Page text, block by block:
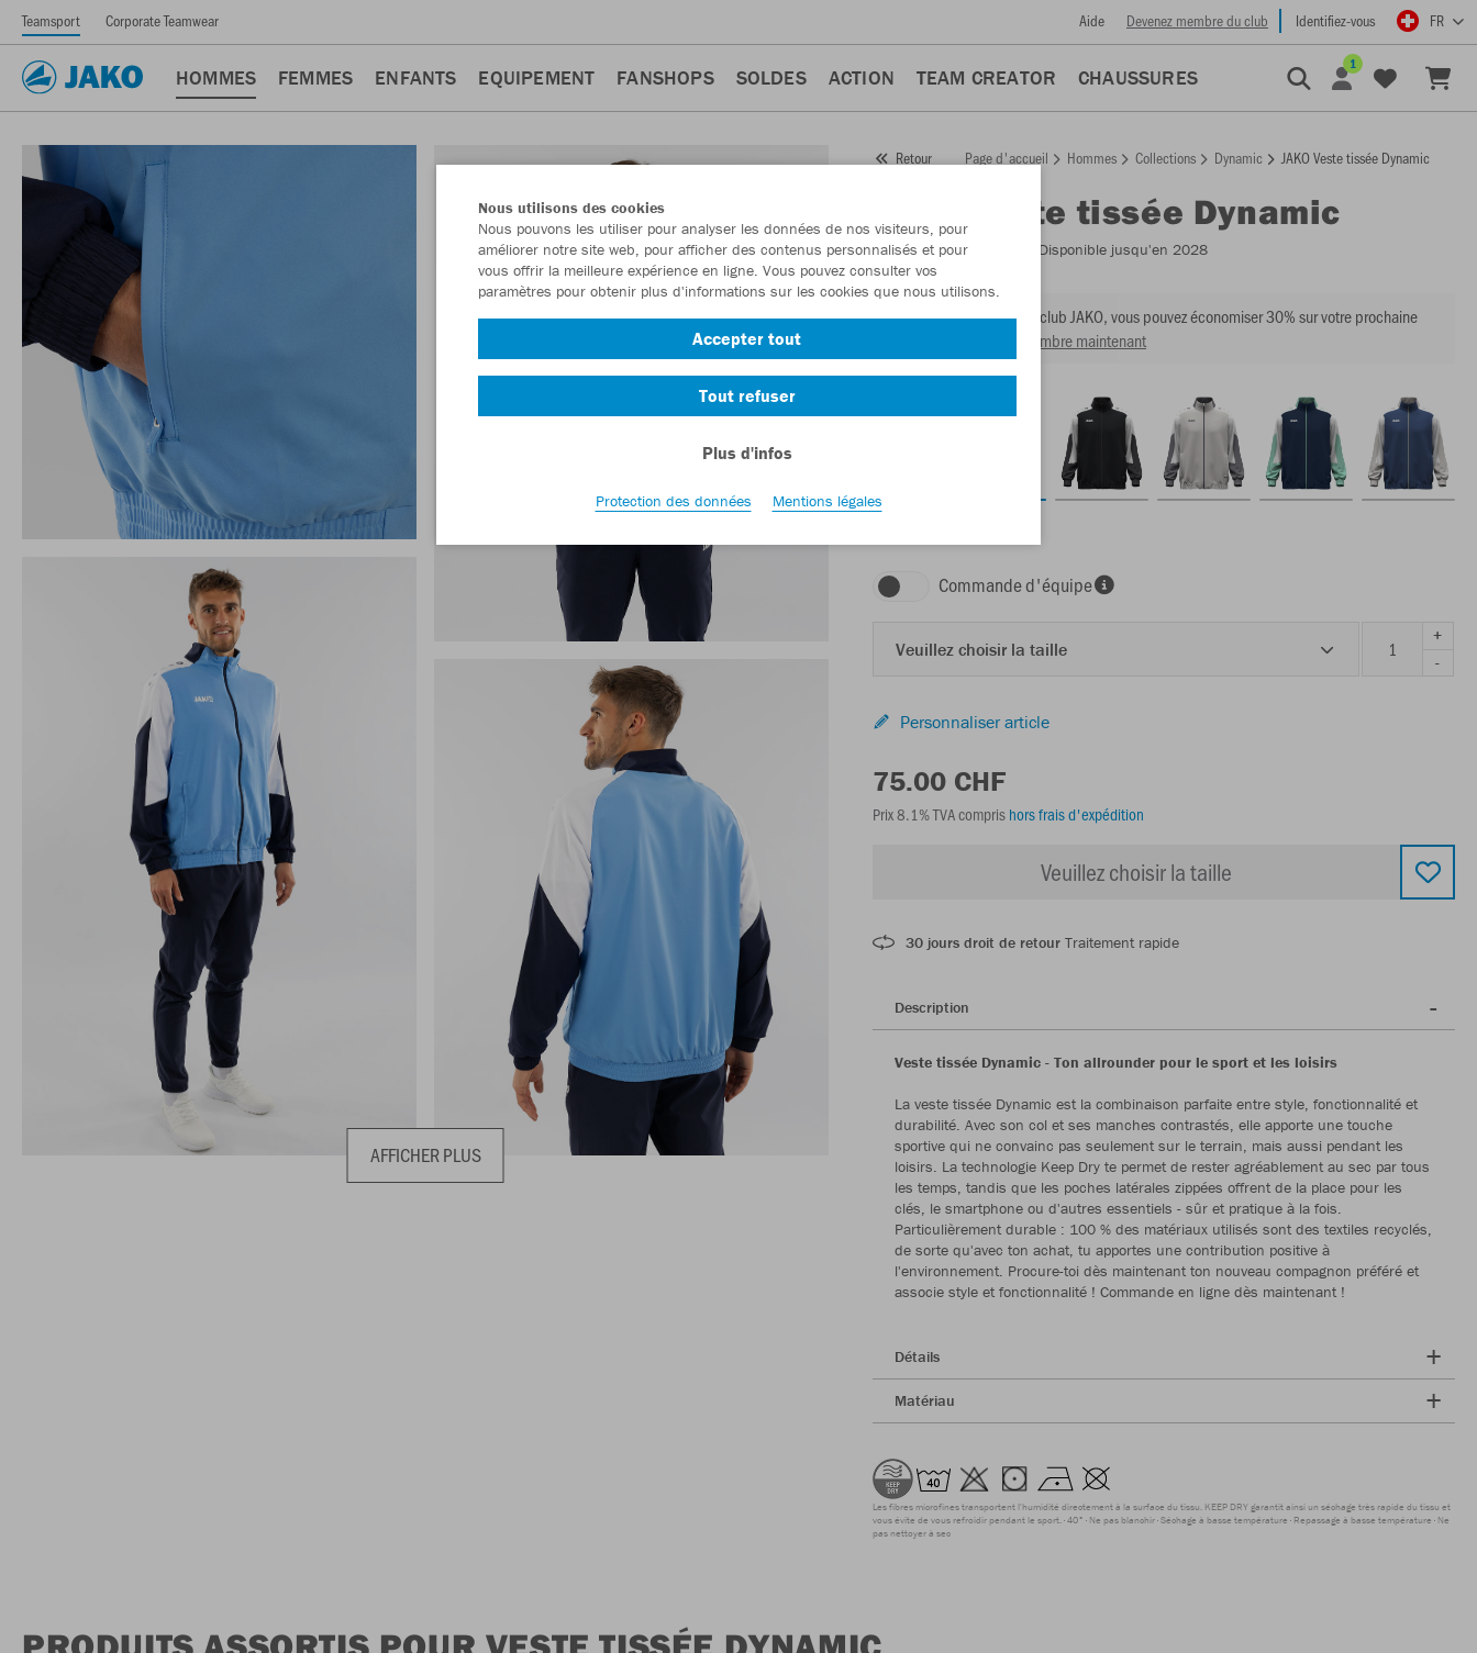
Teamsport Corporate Teamwear Aide Devenez membre du club Identifiez-vous FR
HOMMES FEMMES ENFANTS EQUIPEMENT FANSHOPS SOLDES ACTION TEAM CREATOR CHAUSSURES
1
AFFICHER PLUS
Retour Page d'accueil Hommes Collections Dynamic JAKO Veste tissée Dynamic
Veste tissée Dynamic
Numéro d’article: - Disponible jusqu'en 2028
En tant que membre du club JAKO, vous pouvez économiser 30% sur votre prochaine
Devenir membre maintenant
Commande d'équipe
Veuillez choisir la taille
+
-
Personnaliser article
75.00 CHF
Prix 8.1% TVA compris hors frais d'expédition
Veuillez choisir la taille
30 jours droit de retour Traitement rapide
Description
Veste tissée Dynamic - Ton allrounder pour le sport et les loisirs
La veste tissée Dynamic est la combinaison parfaite entre style, fonctionnalité et
durabilité. Avec son col et ses manches contrastés, elle apporte une touche
sportive qui ne convainc pas seulement sur le terrain, mais aussi pendant les
loisirs. La technologie Keep Dry te permet de rester agréablement au sec par tous
les temps, tandis que les poches latérales zippées offrent de la place pour les
clés, le smartphone ou d'autres essentiels - sûr et pratique à la fois.
Particulièrement durable : 100 % des matériaux utilisés sont des textiles recyclés,
de sorte qu'avec ton achat, tu apportes une contribution positive à
l'environnement. Procure-toi dès maintenant ton nouveau compagnon préféré et
associe style et fonctionnalité ! Commande en ligne dès maintenant !
Détails
Matériau
Les fibres microfines transportent l'humidité directement à la surface du tissu. KEEP DRY garantit ainsi un séchage très rapide du tissu et
vous évite de vous refroidir pendant le sport. 40° Ne pas blanchir Séchage à basse température Repassage à basse température Ne
pas nettoyer à sec
Nous utilisons des cookies
Nous pouvons les utiliser pour analyser les données de nos visiteurs, pour
améliorer notre site web, pour afficher des contenus personnalisés et pour
vous offrir la meilleure expérience en ligne. Vous pouvez consulter vos
paramètres pour obtenir plus d'informations sur les cookies que nous utilisons.
Accepter tout
Tout refuser
Plus d'infos
Protection des données Mentions légales